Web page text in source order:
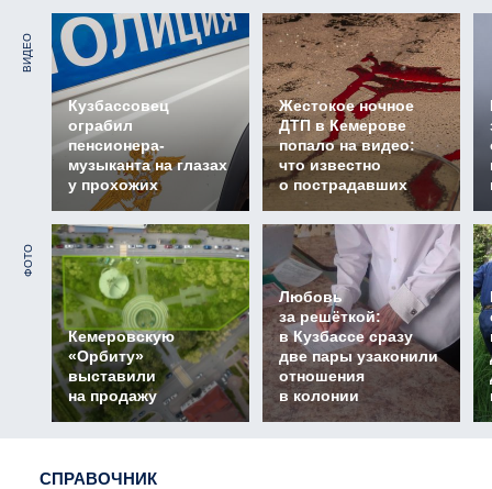
ВИДЕО
Кузбассовец
ограбил
пенсионера-
музыканта на глазах
у прохожих
Жестокое ночное
ДТП в Кемерове
попало на видео:
что известно
о пострадавших
ФОТО
Кемеровскую
«Орбиту»
выставили
на продажу
Любовь
за решёткой:
в Кузбассе сразу
две пары узаконили
отношения
в колонии
СПРАВОЧНИК